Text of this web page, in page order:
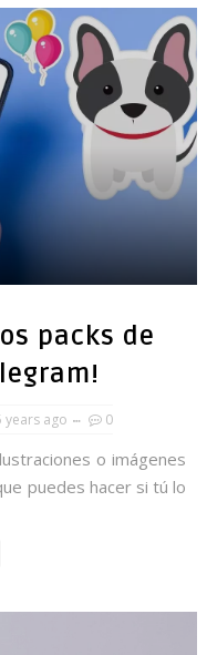
packs de
years ago 0
o imágenes
puedes hacer si tú lo